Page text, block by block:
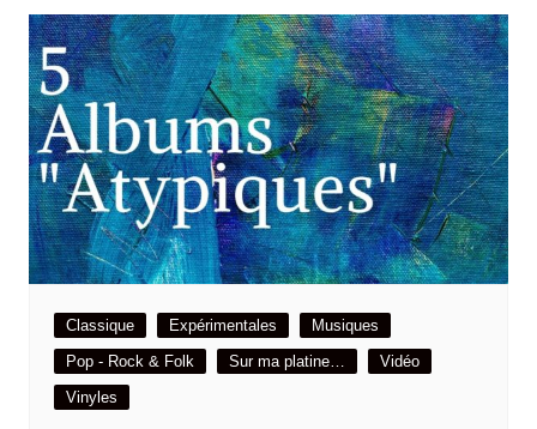
Classique Expérimentales
Musiques
Pop - Rock & Folk
Sur ma platine…
Vidéo
Vinyles